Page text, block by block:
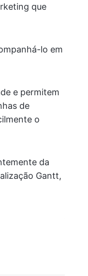
que
lo em
e permitem
de
o
da
Gantt,